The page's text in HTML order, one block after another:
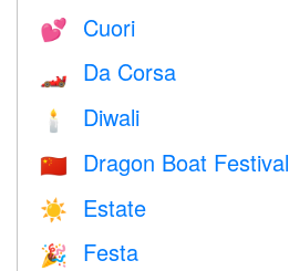
💕 Cuori
🏎 Da Corsa
🕯 Diwali
🇨🇳 Dragon Boat Festival
☀️ Estate
🎉 Festa